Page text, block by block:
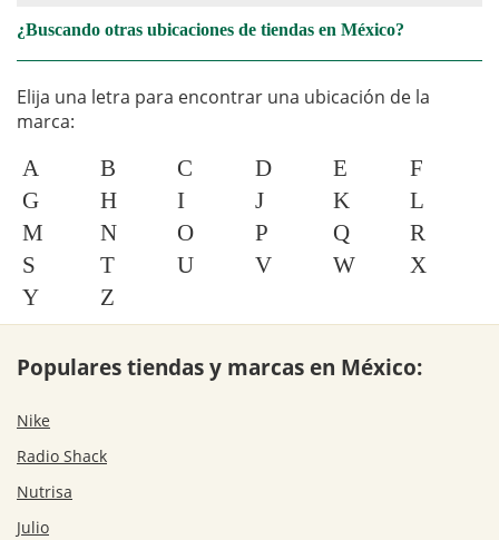
¿Buscando otras ubicaciones de tiendas en México?
Elija una letra para encontrar una ubicación de la
marca:
A B C D E
F
G
H I J K
L
M
N O P Q
R
S
T U V W
X
Y
Z
Populares tiendas y marcas en México:
Nike
Radio Shack
Nutrisa
Julio